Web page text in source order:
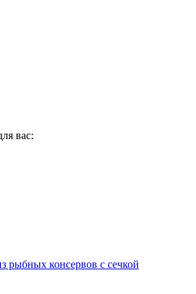
вас:
рыбных консервов с сечкой